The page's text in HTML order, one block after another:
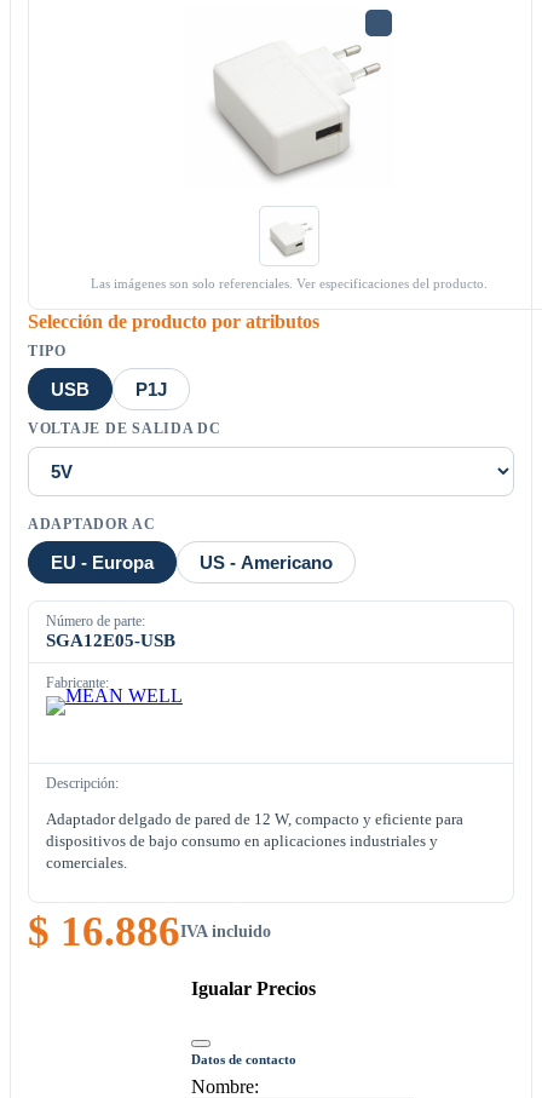
Las imágenes son solo referenciales. Ver especificaciones del producto.
Selección de producto por atributos
TIPO
USB P1J
VOLTAJE DE SALIDA DC
ADAPTADOR AC
EU - Europa US - Americano
Número de parte:
SGA12E05-USB
Fabricante:
Descripción:
Adaptador delgado de pared de 12 W, compacto y eficiente para
dispositivos de bajo consumo en aplicaciones industriales y
comerciales.
$ 16.886IVA incluido
Igualar Precios
Datos de contacto
Nombre: